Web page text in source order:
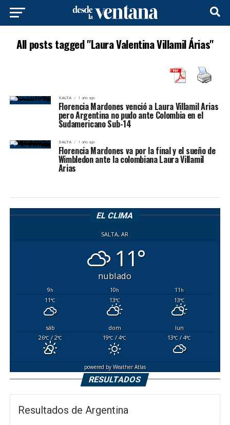
All posts tagged "Laura Valentina Villamil Árias"
SALTA 1 año ago
Florencia Mardones venció a Laura Villamil Arias
pero Argentina no pudo ante Colombia en el
Sudamericano Sub-14
SALTA 1 año ago
Florencia Mardones va por la final y el sueño de
Wimbledon ante la colombiana Laura Villamil
Arias
EL CLIMA
SALTA, AR
11°
nublado
9h 10h 11h
11°C 13°C 13°C
sáb dom
lun
26°C/ 2°C 19°C / 4°C 13°C / 4°C
powered byWeather Atlas
RESULTADOS
Resultados de Argentina